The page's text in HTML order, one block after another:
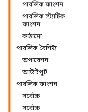
পাবলিক ফাংশন
পাবলিক স্ট্যাটিক
ফাংশন
কাঠামো
পাবলিক বৈশিষ্ট্য
অপারেশন
আউটপুট
পাবলিক ফাংশন
সর্বোচ্চ
সর্বোচ্চ